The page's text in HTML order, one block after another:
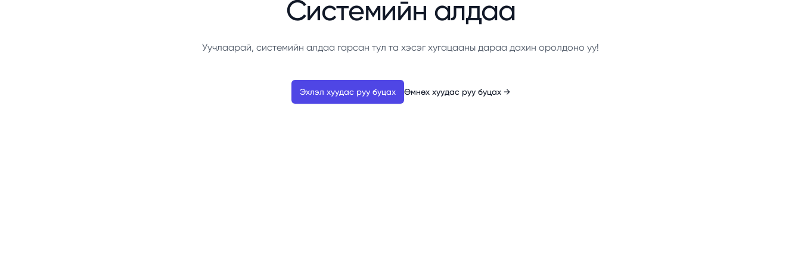
Системийн алдаа
Уучлаарай, системийн алдаа гарсан тул та хэсэг хугацааны дараа дахин оролдоно уу!
Эхлэл хуудас руу буцах Өмнөх хуудас руу буцах →